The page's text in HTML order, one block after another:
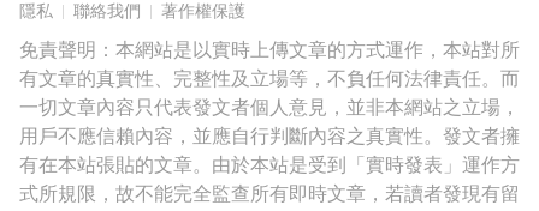
隱私 聯絡我們 著作權保護
免責聲明：本網站是以實時上傳文章的方式運作，本站對所
有文章的真實性、完整性及立場等，不負任何法律責任。而
一切文章內容只代表發文者個人意見，並非本網站之立場，
用戶不應信賴內容，並應自行判斷內容之真實性。發文者擁
有在本站張貼的文章。由於本站是受到「實時發表」運作方
式所規限，故不能完全監查所有即時文章，若讀者發現有留